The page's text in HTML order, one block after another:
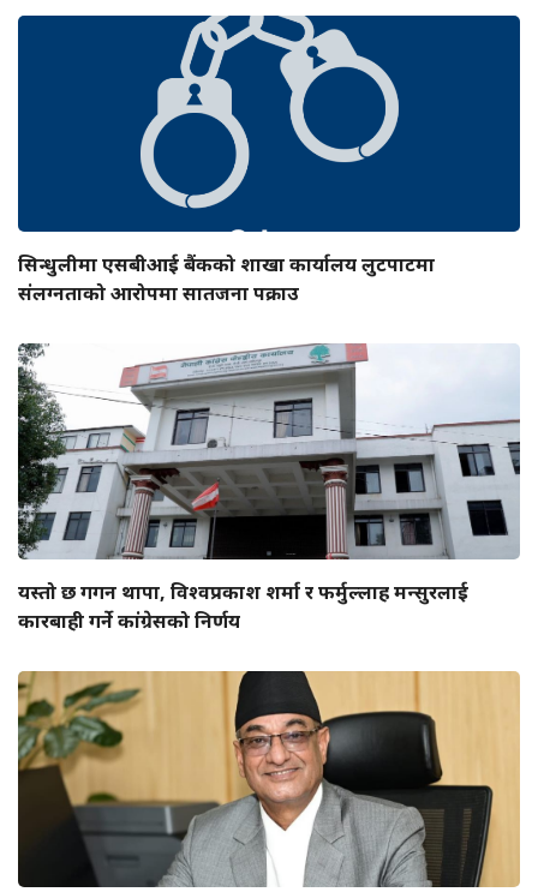
सिन्धुलीमा एसबीआई बैंकको शाखा कार्यालय लुटपाटमा
संलग्नताको आरोपमा सातजना पक्राउ
यस्तो छ गगन थापा, विश्वप्रकाश शर्मा र फर्मुल्लाह मन्सुरलाई
कारबाही गर्ने कांग्रेसको निर्णय